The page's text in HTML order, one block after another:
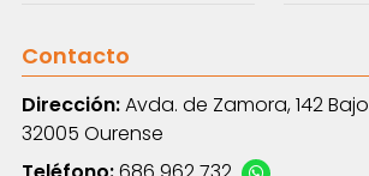
Contacto
Dirección:Avda. de Zamora, 142
32005 Ourense